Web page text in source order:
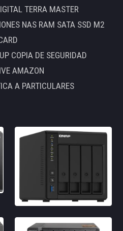
TERRA MASTER
NAS RAM SATA SSD M2
COPIA DE SEGURIDAD
AMAZON
A PARTICULARES